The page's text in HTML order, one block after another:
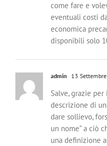
come fare e
eventuali costi
economica
disponibili solo
admin 13
Salve, grazie
descrizione di
dare sollievo,
un nome” a ciò
una definizione